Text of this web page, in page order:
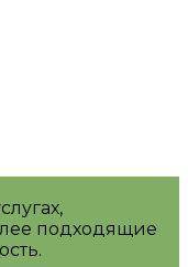
подходящие